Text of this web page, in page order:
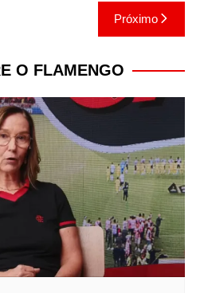
Próximo
O FLAMENGO